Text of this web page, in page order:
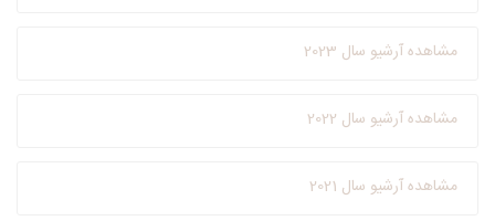
مشاهده آرشیو سال 2023
مشاهده آرشیو سال 2022
مشاهده آرشیو سال 2021